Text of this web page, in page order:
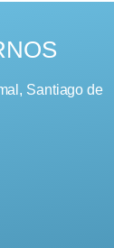
Santiago de